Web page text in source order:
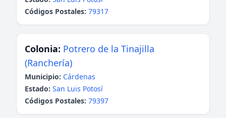
Códigos Postales: 79317
Colonia: Potrero de la Tinajilla
(Ranchería)
Municipio: Cárdenas
Estado: San Luis Potosí
Códigos Postales: 79397